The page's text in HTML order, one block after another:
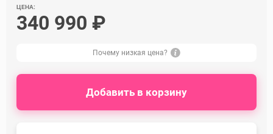
ЦЕНА:
340 990 ₽
Почему низкая цена?
Добавить в корзину